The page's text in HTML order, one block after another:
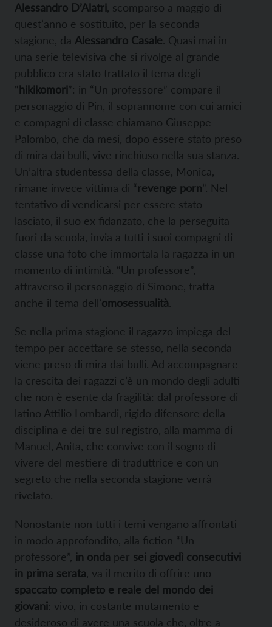
Alessandro D’Alatri , scomparso a maggio di
quest’anno e sostituito, per la seconda
stagione, da Alessandro Casale. Quasi mai in
una serie televisiva che si rivolge al grande
pubblico era stato trattato il tema degli
“hikikomori”: in “Un professore” compare il
personaggio di Pin, il soprannome con cui amici
e compagni di classe chiamano Giuseppe
Palombo, che da mesi, dopo essere stato preso
di mira dai bulli, vive rinchiuso nella sua stanza.
Un’altra studentessa della classe, Monica,
rimane invece vittima di “revenge porn”. Nel
tentativo di vendicarsi per essere stato
lasciato, il suo ex fidanzato, che la perseguita
fuori da scuola, invia a tutti i suoi compagni di
classe una foto che immortala la ragazza in un
momento di intimità. “Un professore”,
attraverso il personaggio di Simone, tratta
anche il tema dell’omosessualità.
Se nella prima stagione il ragazzo impiega del
tempo per accettare se stesso, nella seconda
viene preso di mira dai bulli. Ad accompagnare
la crescita dei ragazzi c’è un mondo degli adulti
che non è esente da fragilità: dal professore di
latino Attilio Lombardi, rigido difensore della
disciplina e dei tre sul registro, alla mamma di
Manuel, Anita, che convive con il sogno di
vivere del mestiere di traduttrice e con un
segreto che nella seconda stagione verrà
rivelato.
Nonostante non tutti i temi vengano affrontati
in modo approfondito, alla fiction “Un
professore”, in onda per sei giovedì consecutivi
in prima serata , va il merito di offrire uno
spaccato completo e reale del mondo dei
giovani: vivo, in costante mutamento e
desideroso di avere una scuola che, oltre a